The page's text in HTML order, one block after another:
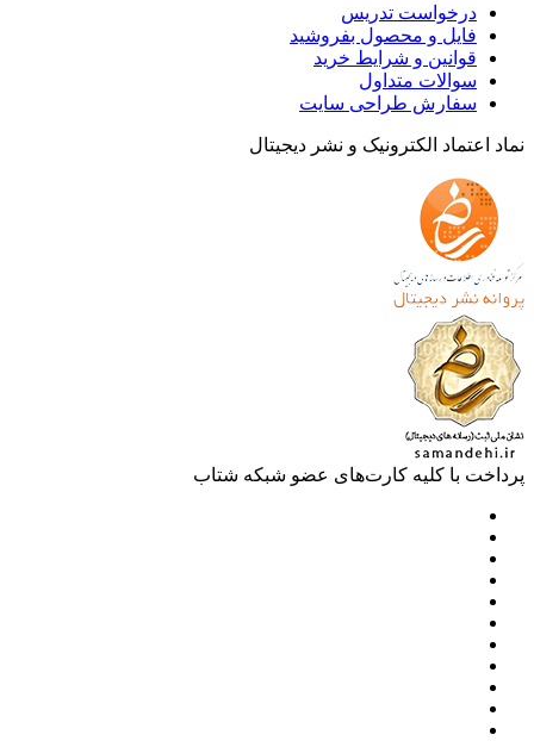
درخواست تدریس
فایل و محصول بفروشید
قوانین و شرایط خرید
سوالات متداول
سفارش طراحی سایت
اعتماد الکترونیک و نشر دیجیتال
با کلیه کارت‌های عضو شبکه شتاب